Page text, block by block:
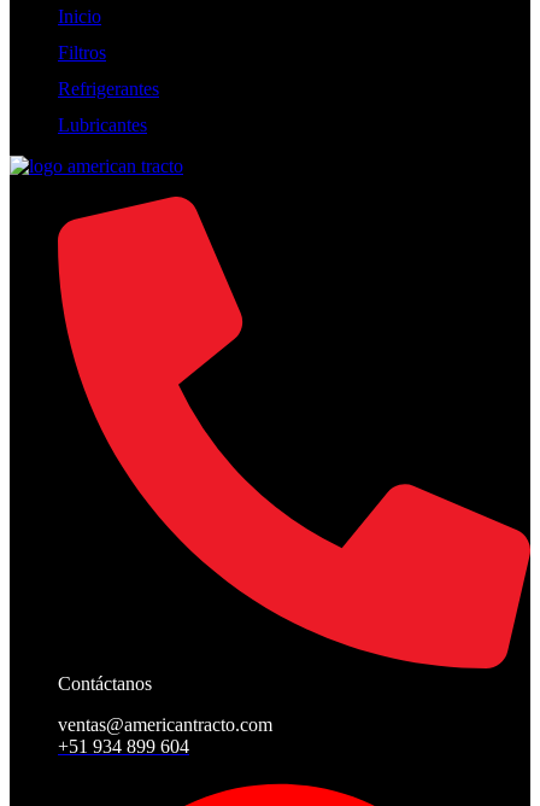
Inicio
Filtros
Refrigerantes
Lubricantes
Contáctanos
ventas@americantracto.com
+51 934 899 604